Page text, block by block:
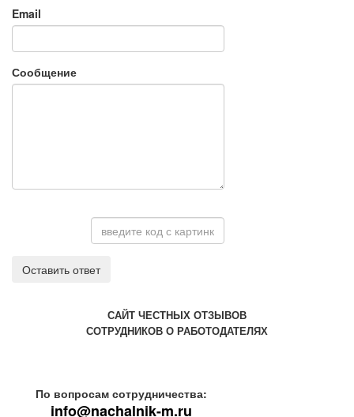
Email
Сообщение
Оставить ответ
САЙТ ЧЕСТНЫХ ОТЗЫВОВ
СОТРУДНИКОВ О РАБОТОДАТЕЛЯХ
По вопросам сотрудничества:
info@nachalnik-m.ru